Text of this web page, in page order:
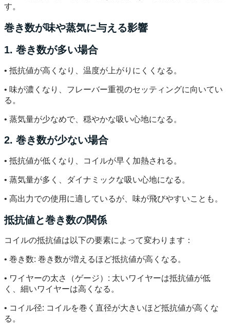
す。
巻き数が味や蒸気に与える影響
1. 巻き数が多い場合
• 抵抗値が高くなり、温度が上がりにくくなる。
• 味が濃くなり、フレーバー重視のセッティングに向いてい
る。
• 蒸気量が少なめで、穏やかな吸い心地になる。
2. 巻き数が少ない場合
• 抵抗値が低くなり、コイルが早く加熱される。
• 蒸気量が多く、ダイナミックな吸い心地になる。
• 高出力での使用に適しているが、味が飛びやすいことも。
抵抗値と巻き数の関係
コイルの抵抗値は以下の要素によって変わります：
• 巻き数: 巻き数が増えるほど抵抗値が高くなる。
• ワイヤーの太さ（ゲージ）: 太いワイヤーは抵抗値が低
く、細いワイヤーは高くなる。
• コイル径: コイルを巻く直径が大きいほど抵抗値が高くな
る。